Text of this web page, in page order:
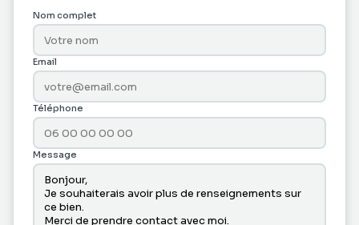
Nom complet
Email
Téléphone
Message